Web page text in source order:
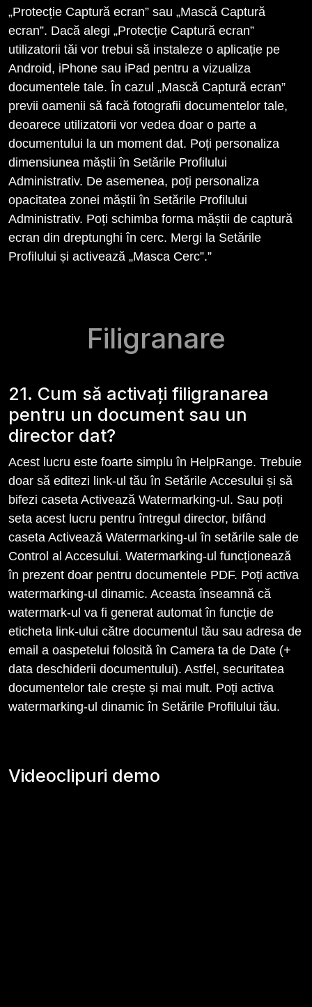
„Protecție Captură ecran” sau „Mască Captură
ecran”. Dacă alegi „Protecție Captură ecran”
utilizatorii tăi vor trebui să instaleze o aplicație pe
Android, iPhone sau iPad pentru a vizualiza
documentele tale. În cazul „Mască Captură ecran”
previi oamenii să facă fotografii documentelor tale,
deoarece utilizatorii vor vedea doar o parte a
documentului la un moment dat. Poți personaliza
dimensiunea măștii în Setările Profilului
Administrativ. De asemenea, poți personaliza
opacitatea zonei măștii în Setările Profilului
Administrativ. Poți schimba forma măștii de captură
ecran din dreptunghi în cerc. Mergi la Setările
Profilului și activează „Masca Cerc”.”
Filigranare
21. Cum să activați filigranarea
pentru un document sau un
director dat?
Acest lucru este foarte simplu în HelpRange. Trebuie
doar să editezi link-ul tău în Setările Accesului și să
bifezi caseta Activează Watermarking-ul. Sau poți
seta acest lucru pentru întregul director, bifând
caseta Activează Watermarking-ul în setările sale de
Control al Accesului. Watermarking-ul funcționează
în prezent doar pentru documentele PDF. Poți activa
watermarking-ul dinamic. Aceasta înseamnă că
watermark-ul va fi generat automat în funcție de
eticheta link-ului către documentul tău sau adresa de
email a oaspetelui folosită în Camera ta de Date (+
data deschiderii documentului). Astfel, securitatea
documentelor tale crește și mai mult. Poți activa
watermarking-ul dinamic în Setările Profilului tău.
Videoclipuri demo